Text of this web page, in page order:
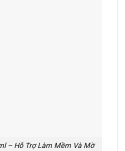
– Hỗ Trợ Làm Mềm Và Mờ